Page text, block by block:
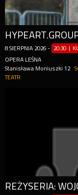
8 SIERPNIA 2026 - 20:30 |
OPERA LEŚNA
Stanisława Moniuszki 12
TEATR
REŻYSERIA: